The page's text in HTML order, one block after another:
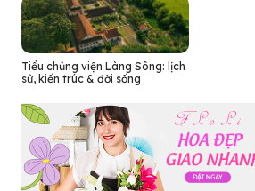
Tiểu chủng viện Làng Sông: lịch
sử, kiến trúc & đời sống